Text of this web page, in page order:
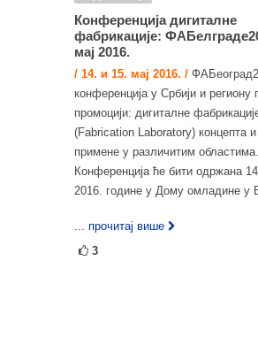
Конференција дигиталне
фабрикације:
мај 2016.
/ 14. и 15. мај 2016. /
конференција у Србији и региону
промоцији: дигиталне
(Fabrication Laboratory) концепта
примене у различитим областима.
Конференција ће бити одржана
2016. године у Дому омладине у
... прочитај више
3